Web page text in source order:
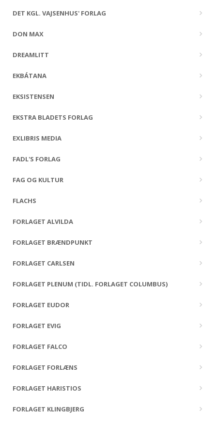
DET KGL. VAJSENHUS' FORLAG
DON MAX
DREAMLITT
EKBÁTANA
EKSISTENSEN
EKSTRA BLADETS FORLAG
EXLIBRIS MEDIA
FADL'S FORLAG
FAG OG KULTUR
FLACHS
FORLAGET ALVILDA
FORLAGET BRÆNDPUNKT
FORLAGET CARLSEN
FORLAGET PLENUM (TIDL. FORLAGET COLUMBUS)
FORLAGET EUDOR
FORLAGET EVIG
FORLAGET FALCO
FORLAGET FORLÆNS
FORLAGET HARISTIOS
FORLAGET KLINGBJERG